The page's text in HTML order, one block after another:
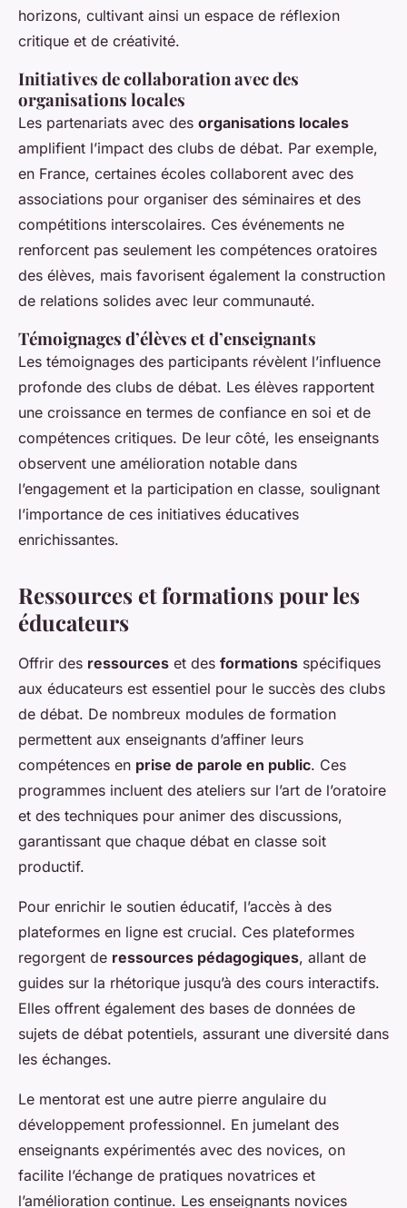
horizons, cultivant ainsi un espace de réflexion
critique et de créativité.
Initiatives de collaboration avec des
organisations locales
Les partenariats avec des organisations locales
amplifient l’impact des clubs de débat. Par exemple,
en France, certaines écoles collaborent avec des
associations pour organiser des séminaires et des
compétitions interscolaires. Ces événements ne
renforcent pas seulement les compétences oratoires
des élèves, mais favorisent également la construction
de relations solides avec leur communauté.
Témoignages d’élèves et d’enseignants
Les témoignages des participants révèlent l’influence
profonde des clubs de débat. Les élèves rapportent
une croissance en termes de confiance en soi et de
compétences critiques. De leur côté, les enseignants
observent une amélioration notable dans
l’engagement et la participation en classe, soulignant
l’importance de ces initiatives éducatives
enrichissantes.
Ressources et formations pour les
éducateurs
Offrir des ressources et des formations spécifiques
aux éducateurs est essentiel pour le succès des clubs
de débat. De nombreux modules de formation
permettent aux enseignants d’affiner leurs
compétences en prise de parole en public. Ces
programmes incluent des ateliers sur l’art de l’oratoire
et des techniques pour animer des discussions,
garantissant que chaque débat en classe soit
productif.
Pour enrichir le soutien éducatif, l’accès à des
plateformes en ligne est crucial. Ces plateformes
regorgent de ressources pédagogiques, allant de
guides sur la rhétorique jusqu’à des cours interactifs.
Elles offrent également des bases de données de
sujets de débat potentiels, assurant une diversité dans
les échanges.
Le mentorat est une autre pierre angulaire du
développement professionnel. En jumelant des
enseignants expérimentés avec des novices, on
facilite l’échange de pratiques novatrices et
l’amélioration continue. Les enseignants novices